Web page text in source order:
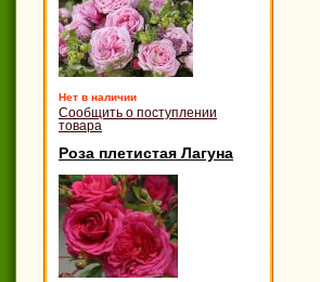
Нет в наличии
Сообщить о поступлении
товара
Роза плетистая Лагуна